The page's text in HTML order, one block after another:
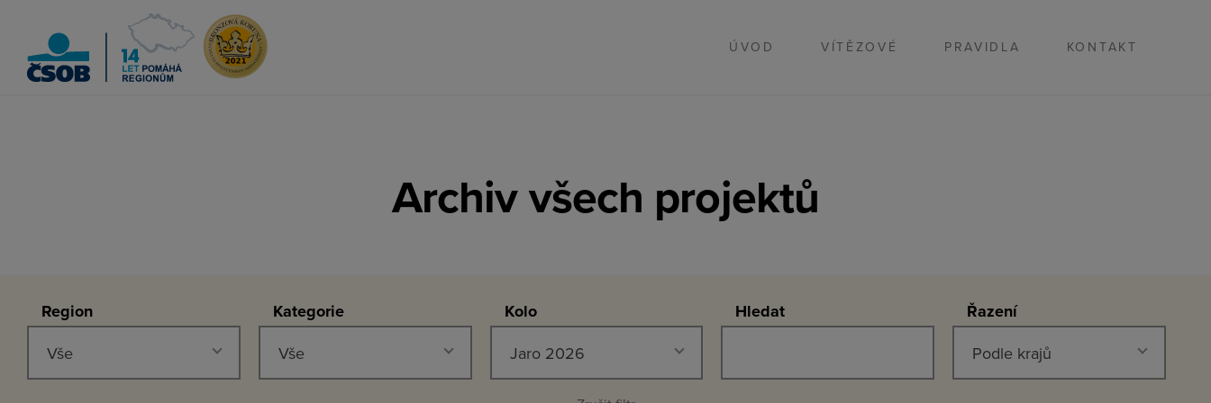
ÚVOD VÍTĚZOVÉ PRAVIDLA KONTAKT
Archiv všech projektů
Region
Vše
Kategorie
Vše
Kolo
Jaro 2026
Hledat Řazení
Podle krajů